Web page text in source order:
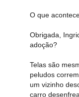
O que
Obrigada,
adoção?
Telas são
peludos
um vizinho
carro